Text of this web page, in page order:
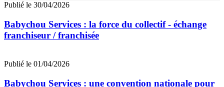
Publié le 30/04/2026
Babychou Services : la force du collectif - échange
franchiseur / franchisée
Publié le 01/04/2026
Babychou Services : une convention nationale pour